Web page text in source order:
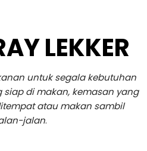
LEKKER
untuk segala kebutuhan
di makan, kemasan yang
atau makan sambil
jalan.